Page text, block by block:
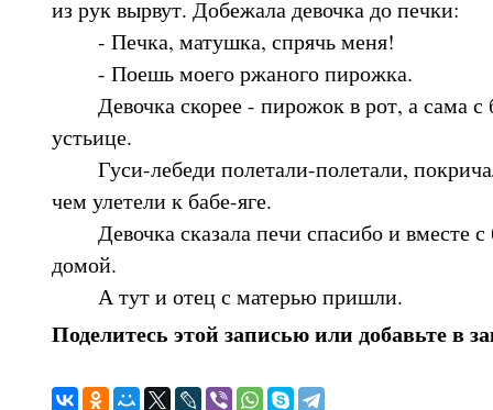
из рук вырвут. Добежала девочка до печки:
- Печка, матушка, спрячь меня!
- Поешь моего ржаного пирожка.
Девочка скорее - пирожок в рот, а сама с
устьице.
Гуси-лебеди полетали-полетали,
чем улетели к бабе-яге.
Девочка сказала печи спасибо и вместе с
домой.
А тут и отец с матерью пришли.
Поделитесь этой записью или добавьте в